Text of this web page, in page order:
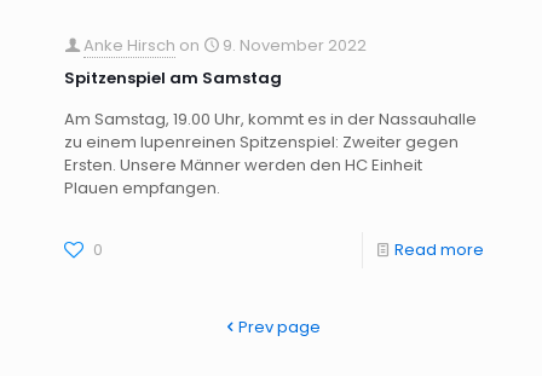
Anke Hirsch on
9. November 2022
Spitzenspiel am Samstag
Am Samstag, 19.00 Uhr, kommt es in der Nassauhalle
zu einem lupenreinen Spitzenspiel: Zweiter gegen
Ersten. Unsere Männer werden den HC Einheit
Plauen empfangen.
0 Read more
Prev page